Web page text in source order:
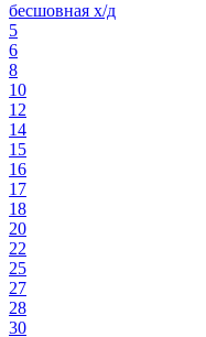
бесшовная х/д
5
6
8
10
12
14
15
16
17
18
20
22
25
27
28
30